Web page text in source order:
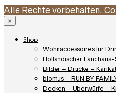
Alle Rechte vorbehalten.
×
Shop
Wohnaccessoires für
Holländischer Landhaus-
Bilder – Drucke –
blomus – RUN BY
Decken – Überwürfe –